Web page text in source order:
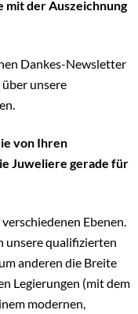
mit der Auszeichnung
Dankes-Newsletter
unsere
von Ihren
Juweliere gerade für
Ebenen.
unsere qualifizierten
anderen die Breite
Legierungen (mit dem
modernen,